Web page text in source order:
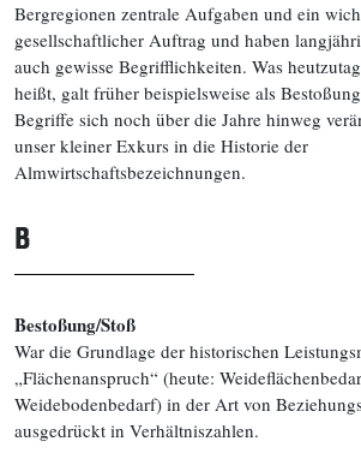
Bergregionen zentrale Aufgaben und ein
gesellschaftlicher Auftrag und haben
auch gewisse Begrifflichkeiten. Was
heißt, galt früher beispielsweise als
Begriffe sich noch über die Jahre hinweg
unser kleiner Exkurs in die Historie der
Almwirtschaftsbezeichnungen.
B
Bestoßung/Stoß
War die Grundlage der historischen
„Flächenanspruch“ (heute:
Weidebodenbedarf) in der Art von
ausgedrückt in Verhältniszahlen.